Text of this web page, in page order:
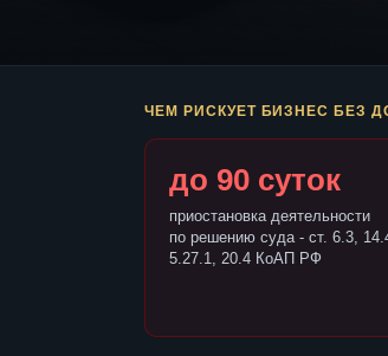
ЧЕМ РИСКУЕТ БИЗНЕС БЕЗ
до 90 суток
приостановка деятельности
по решению суда - ст. 6.3,
5.27.1, 20.4 КоАП РФ